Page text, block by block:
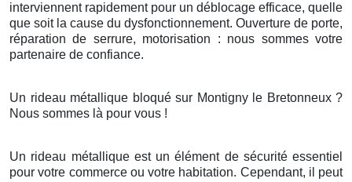
interviennent rapidement pour un déblocage efficace, quelle
que soit la cause du dysfonctionnement. Ouverture de porte,
réparation de serrure, motorisation : nous sommes votre
partenaire de confiance.
Un rideau métallique bloqué sur Montigny le Bretonneux ?
Nous sommes là pour vous !
Un rideau métallique est un élément de sécurité essentiel
pour votre commerce ou votre habitation. Cependant, il peut